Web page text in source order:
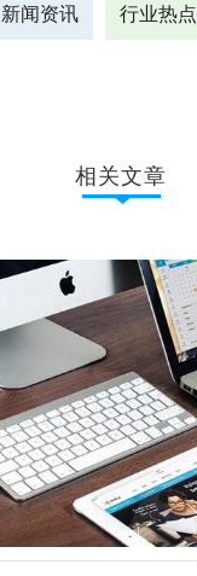
新闻资讯 行业热点
相关文章